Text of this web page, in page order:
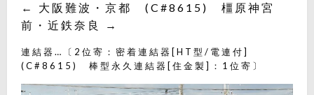
← 大阪難波・京都 (C#8615) 橿原神宮
前・近鉄奈良 →
連結器…〔2位寄：密着連結器[HT型/電連付]
(C#8615) 棒型永久連結器[住金製]：1位寄〕